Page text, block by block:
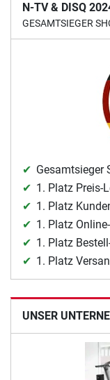
N-TV & DISQ
GESAMTSIEGER
Gesamtsieger
1. Platz Preis-
1. Platz
1. Platz
1. Platz
1. Platz
UNSER